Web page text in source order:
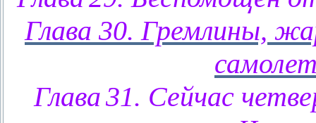
Глава 30. Гремлины,
Глава31. Сейчас